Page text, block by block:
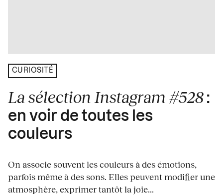
CURIOSITÉ
La sélection Instagram #528 :
en voir de toutes les
couleurs
On associe souvent les couleurs à des émotions,
parfois même à des sons. Elles peuvent modifier une
atmosphère, exprimer tantôt la joie...